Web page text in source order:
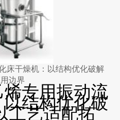
床干燥机：以结构优化破解
边界
专用振动流
结构优化破
工艺适配拓